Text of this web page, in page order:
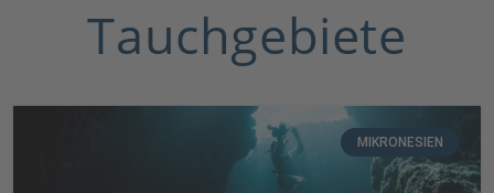
Tauchgebiete
MIKRONESIEN